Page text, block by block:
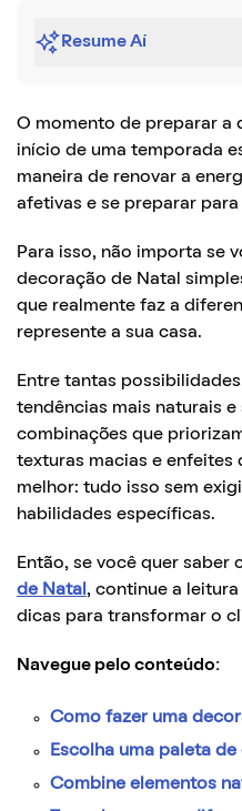
Resume Aí
O momento de preparar a
início de uma temporada
maneira de renovar a
afetivas e se preparar
Para isso, não importa se
decoração de Natal
que realmente faz a
represente a sua casa.
Entre tantas
tendências mais naturais
combinações que
texturas macias e enfeites
melhor: tudo isso sem
habilidades específicas.
Então, se você quer saber
de Natal , continue a
dicas para transformar o
Navegue pelo conteúdo:
Como fazer uma
Escolha uma paleta de
Combine elementos